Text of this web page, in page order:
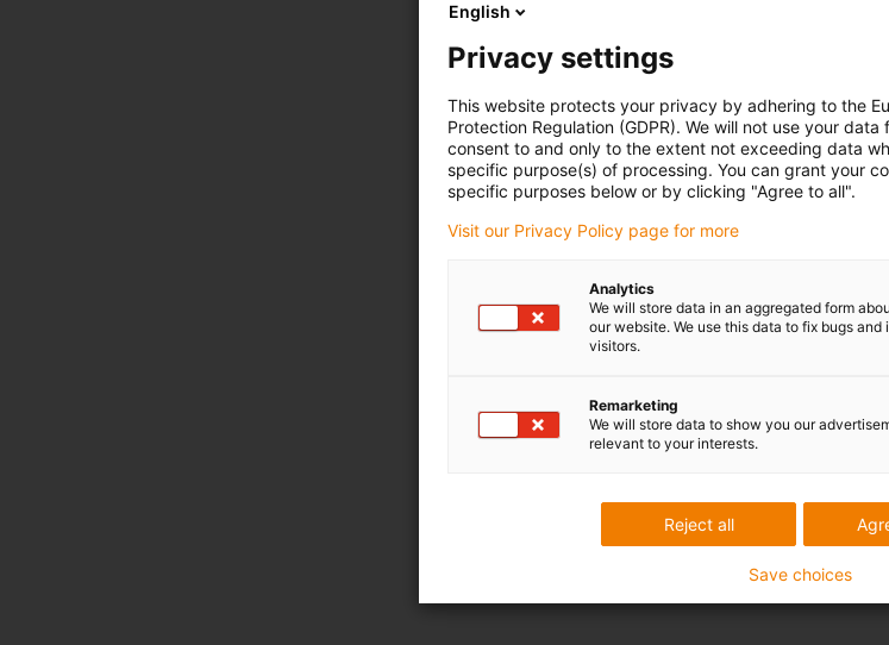
English
Privacy settings
This website protects your privacy by adhering to the
Protection Regulation (GDPR). We will not use your
consent to and only to the extent not exceeding data
specific purpose(s) of processing. You can grant your
specific purposes below or by clicking "Agree to all".
Visit our Privacy Policy page for more
Analytics
We will store data in an aggregated form
our website. We use this data to fix bugs
visitors.
Remarketing
We will store data to show you our
relevant to your interests.
Reject all
Save choices